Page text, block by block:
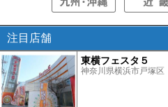
注目店舗
東横フェスタ５
神奈川県横浜市戸塚区